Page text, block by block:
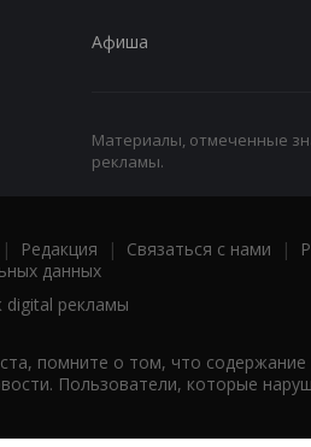
Афиша
Материалы, отмеченные
рекламы.
| Редакция | Связаться с нами |
данных
рекламы
помните о том, что
Пользователи, которые